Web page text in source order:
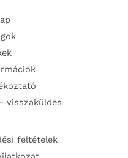
visszaküldés
feltételek